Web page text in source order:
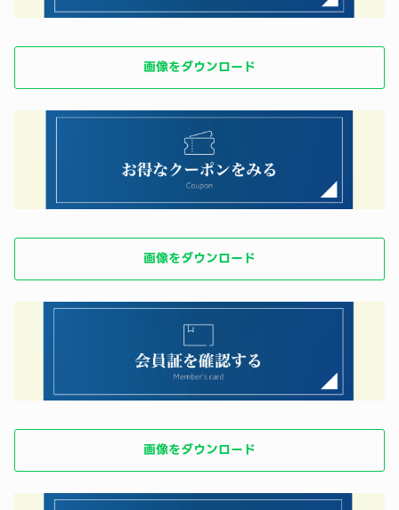
画像をダウンロード
画像をダウンロード
画像をダウンロード